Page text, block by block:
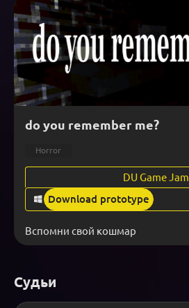
do you remember me?
Horror
DU Game Jam
Download prototype
Вспомни свой кошмар
Судьи